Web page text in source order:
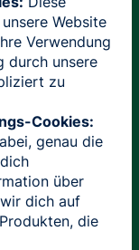
Website
Verwendung
durch unsere
zu
Cookies:
genau die
über
dich auf
die